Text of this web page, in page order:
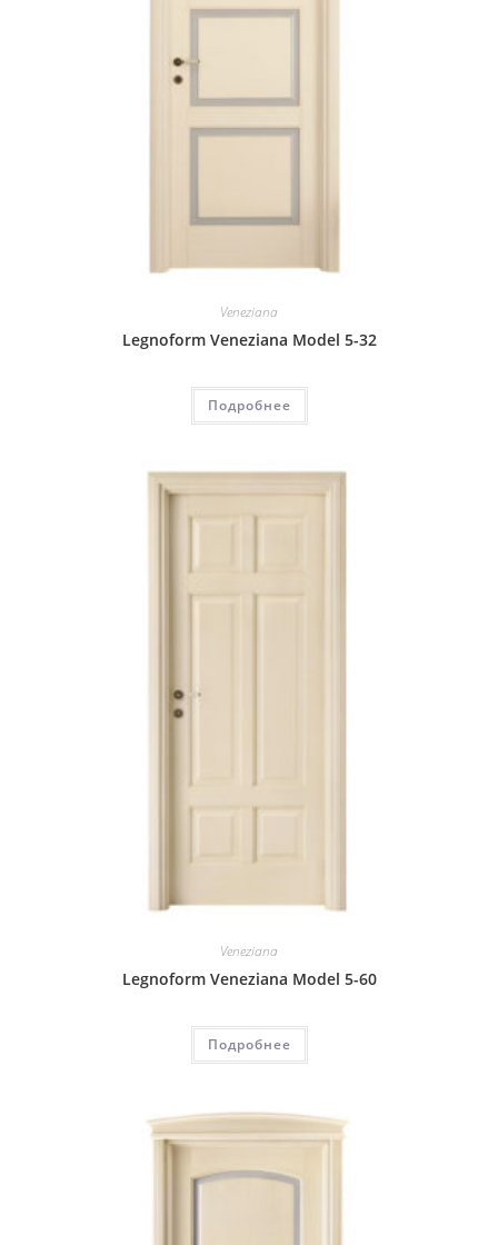
Veneziana
Legnoform Veneziana Model 5-32
Подробнее
Veneziana
Legnoform Veneziana Model 5-60
Подробнее